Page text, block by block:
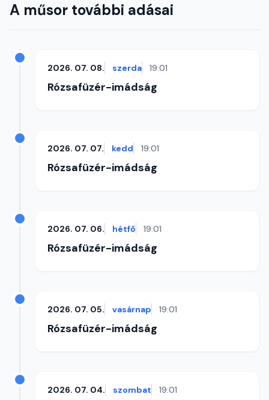
A műsor további adásai
2026. 07. 08. szerda 19:01
Rózsafüzér-imádság
2026. 07. 07. kedd 19:01
Rózsafüzér-imádság
2026. 07. 06. hétfő 19:01
Rózsafüzér-imádság
2026. 07. 05. vasárnap 19:01
Rózsafüzér-imádság
2026. 07. 04. szombat 19:01